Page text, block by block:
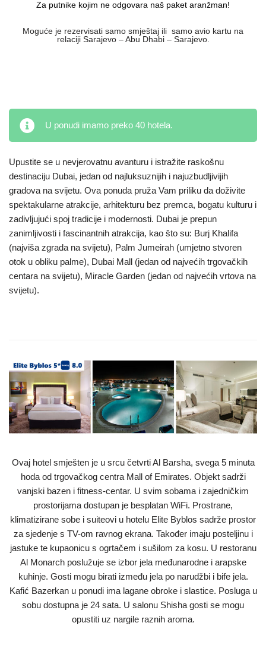
Za putnike kojim ne odgovara naš paket aranžman!
Moguće je rezervisati samo smještaj ili samo avio kartu na
relaciji Sarajevo – Abu Dhabi – Sarajevo.
U ponudi imamo preko 40 hotela.
Upustite se u nevjerovatnu avanturu i istražite raskošnu
destinaciju Dubai, jedan od najluksuznijih i najuzbudljivijih
gradova na svijetu. Ova ponuda pruža Vam priliku da doživite
spektakularne atrakcije, arhitekturu bez premca, bogatu kulturu i
zadivljujući spoj tradicije i modernosti. Dubai je prepun
zanimljivosti i fascinantnih atrakcija, kao što su: Burj Khalifa
(najviša zgrada na svijetu), Palm Jumeirah (umjetno stvoren
otok u obliku palme), Dubai Mall (jedan od najvećih trgovačkih
centara na svijetu), Miracle Garden (jedan od najvećih vrtova na
svijetu).
Ovaj hotel smješten je u srcu četvrti Al Barsha, svega 5 minuta
hoda od trgovačkog centra Mall of Emirates. Objekt sadrži
vanjski bazen i fitness-centar. U svim sobama i zajedničkim
prostorijama dostupan je besplatan WiFi. Prostrane,
klimatizirane sobe i suiteovi u hotelu Elite Byblos sadrže prostor
za sjedenje s TV-om ravnog ekrana. Također imaju posteljinu i
jastuke te kupaonicu s ogrtačem i sušilom za kosu. U restoranu
Al Monarch poslužuje se izbor jela međunarodne i arapske
kuhinje. Gosti mogu birati između jela po narudžbi i bife jela.
Kafić Bazerkan u ponudi ima lagane obroke i slastice. Posluga u
sobu dostupna je 24 sata. U salonu Shisha gosti se mogu
opustiti uz nargile raznih aroma.